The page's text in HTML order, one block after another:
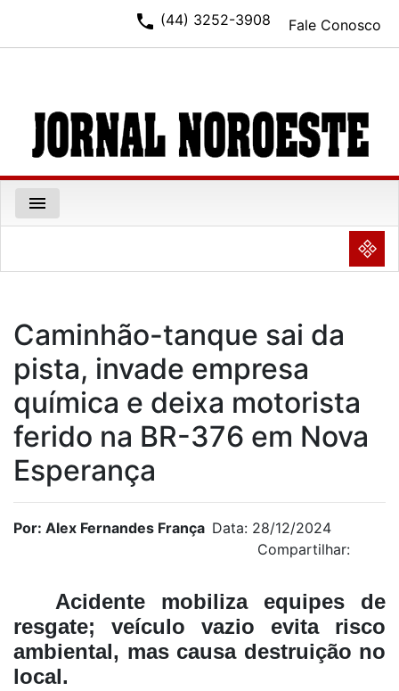
Fale Conosco
phone (44) 3252-3908
menu
NULL
Caminhão-tanque sai da
pista, invade empresa
química e deixa motorista
ferido na BR-376 em Nova
Esperança
Por: Alex Fernandes França Data: 28/12/2024
Compartilhar:
Acidente mobiliza equipes de
resgate; veículo vazio evita risco
ambiental, mas causa destruição no
local.